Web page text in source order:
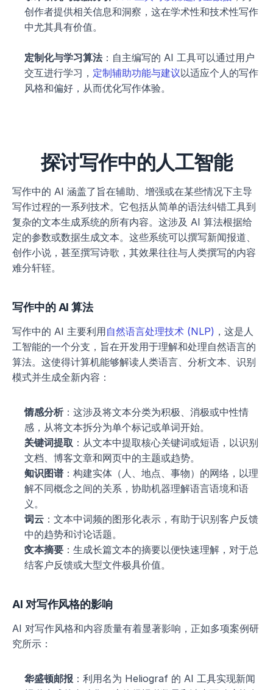
创作者提供相关信息和洞察，这在学术性和技术性写作
中尤其具有价值。
定制化与学习算法：自主编写的 AI 工具可以通过用户
交互进行学习， 定制辅助功能与建议以适应个人的写作
风格和偏好，从而优化写作体验。
探讨写作中的人工智能
写作中的 AI 涵盖了旨在辅助、增强或在某些情况下主导
写作过程的一系列技术。它包括从简单的语法纠错工具到
复杂的文本生成系统的所有内容。这涉及 AI 算法根据给
定的参数或数据生成文本。这些系统可以撰写新闻报道、
创作小说，甚至撰写诗歌，其效果往往与人类撰写的内容
难分轩轾。
写作中的 AI 算法
写作中的 AI 主要利用自然语言处理技术 (NLP) ，这是人
工智能的一个分支，旨在开发用于理解和处理自然语言的
算法。这使得计算机能够解读人类语言、分析文本、识别
模式并生成全新内容：
情感分析：这涉及将文本分类为积极、消极或中性情
感，从将文本拆分为单个标记或单词开始。
关键词提取 ：从文本中提取核心关键词或短语，以识别
文档、博客文章和网页中的主题或趋势。
知识图谱：构建实体（人、地点、事物）的网络，以理
解不同概念之间的关系，协助机器理解语言语境和语
义。
词云 ：文本中词频的图形化表示，有助于识别客户反馈
中的趋势和讨论话题。
文本摘要 ：生成长篇文本的摘要以便快速理解，对于总
结客户反馈或大型文件极具价值。
AI 对写作风格的影响
AI 对写作风格和内容质量有着显著影响，正如多项案例研
究所示：
华盛顿邮报 ：利用名为 Heliograf 的 AI 工具实现新闻